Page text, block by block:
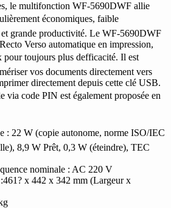
le multifonction WF-5690DWF allie
économiques, faible
grande productivité. Le WF-5690DWF
Verso automatique en impression,
toujours plus defficacité. Il est
vos documents directement vers
directement depuis cette clé USB.
via code PIN est également proposée en
: 22 W (copie autonome, norme ISO/IEC
8,9 W Prêt, 0,3 W (éteindre), TEC
nominale : AC 220 V
x 442 x 342 mm (Largeur x